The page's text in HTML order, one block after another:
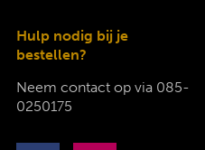
Hulp nodig bij je
bestellen?
Neem contact op via 085-
0250175